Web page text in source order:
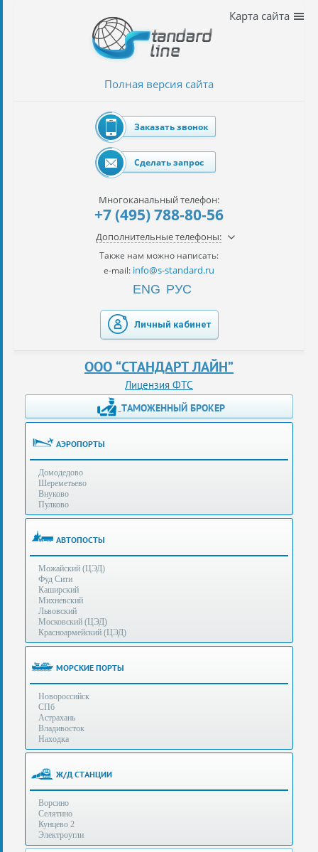
автомобилей
Получение
ЭЦП
за
сутки
услуги
Опыт
оформления
рекомендует
Таможенные
процедуры
(особенности):
Полезная
информация
Стоимость
услуг
Контакты
Заказать
звонок
Сделать
запрос
Полная версия сайта
Карта сайта
Заказать звонок
Сделать запрос
Многоканальный телефон:
+7 (495) 788-80-56
Дополнительные телефоны:
Также нам можно написать:
e-mail: info@s-standard.ru
ENG РУС
Личный кабинет
ООО “СТАНДАРТ ЛАЙН”
Лицензия ФТС
ТАМОЖЕННЫЙ БРОКЕР
АЭРОПОРТЫ
Домодедово
Шереметьево
Внуково
Пулково
АВТОПОСТЫ
Можайский (ЦЭД)
Фуд Сити
Каширский
Михневский
Львовский
Московский (ЦЭД)
Красноармейский (ЦЭД)
МОРСКИЕ ПОРТЫ
Новороссийск
СПб
Астрахань
Владивосток
Находка
Ж/Д СТАНЦИИ
Ворсино
Селятино
Кунцево 2
Электроугли